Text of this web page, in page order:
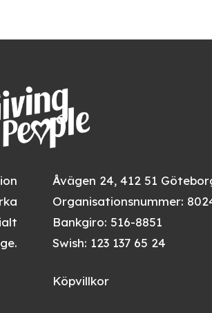
Åvägen 24, 412 51
Organisationsnummer:
Bankgiro: 516-8851
Swish: 123 137 65 24
Köpvillkor